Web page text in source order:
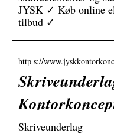
JYSK ✓ Køb online
tilbud ✓
http s://
Skriveunderlag